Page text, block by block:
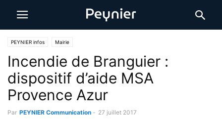
PEYNIER infos Mairie
Incendie de Branguier :
dispositif d’aide MSA
Provence Azur
Par PEYNIER Communication - 27 juillet 2017